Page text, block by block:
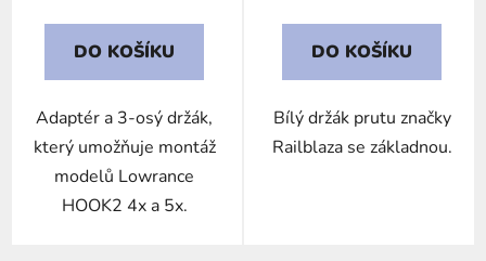
DO KOŠÍKU
Adaptér a 3-osý držák,
který umožňuje montáž
modelů Lowrance
HOOK2 4x a 5x.
DO KOŠÍKU
Bílý držák prutu značky
Railblaza se základnou.